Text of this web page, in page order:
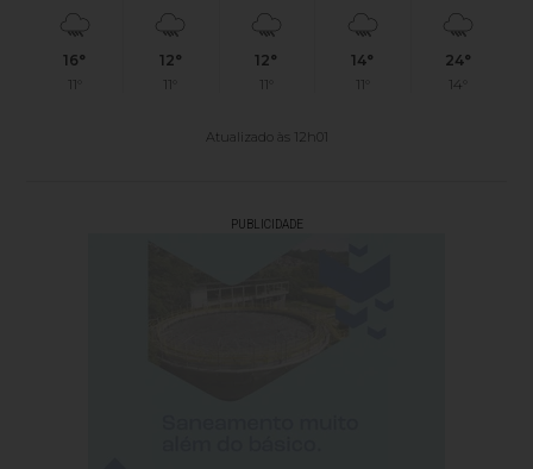
16°
11°
12°
11°
12°
11°
14°
11°
24°
14°
Atualizado às 12h01
PUBLICIDADE